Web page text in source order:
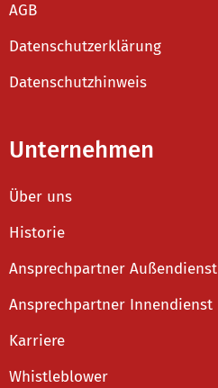
AGB
Datenschutzerklärung
Datenschutzhinweis
Unternehmen
Über uns
Historie
Ansprechpartner Außendienst
Ansprechpartner Innendienst
Karriere
Whistleblower